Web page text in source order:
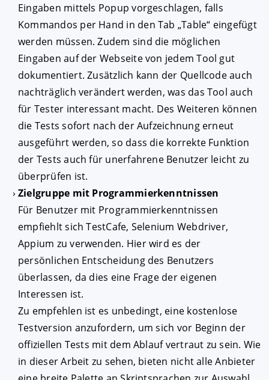
Eingaben mittels Popup vorgeschlagen, falls
Kommandos per Hand in den Tab „Table“ eingefügt
werden müssen. Zudem sind die möglichen
Eingaben auf der Webseite von jedem Tool gut
dokumentiert. Zusätzlich kann der Quellcode auch
nachträglich verändert werden, was das Tool auch
für Tester interessant macht. Des Weiteren können
die Tests sofort nach der Aufzeichnung erneut
ausgeführt werden, so dass die korrekte Funktion
der Tests auch für unerfahrene Benutzer leicht zu
überprüfen ist.
Zielgruppe mit Programmierkenntnissen
Für Benutzer mit Programmierkenntnissen
empfiehlt sich TestCafe, Selenium Webdriver,
Appium zu verwenden. Hier wird es der
persönlichen Entscheidung des Benutzers
überlassen, da dies eine Frage der eigenen
Interessen ist.
Zu empfehlen ist es unbedingt, eine kostenlose
Testversion anzufordern, um sich vor Beginn der
offiziellen Tests mit dem Ablauf vertraut zu sein. Wie
in dieser Arbeit zu sehen, bieten nicht alle Anbieter